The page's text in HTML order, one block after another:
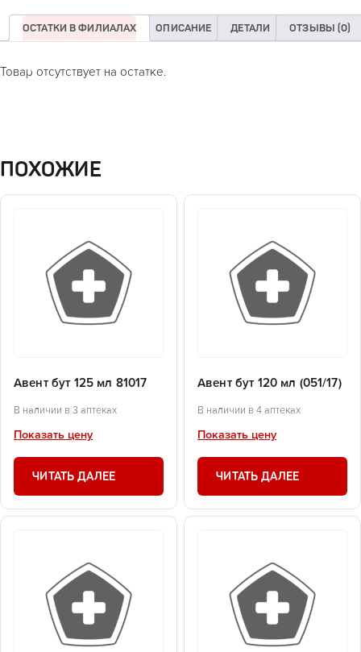
ОСТАТКИ В ФИЛИАЛАХ ОПИСАНИЕ ДЕТАЛИ ОТЗЫВЫ (0)
Товар отсутствует на остатке.
ПОХОЖИЕ
Авент бут 125 мл 81017
В наличии в 3 аптеках
Показать цену
ЧИТАТЬ ДАЛЕЕ
Авент бут 120 мл (051/17)
В наличии в 4 аптеках
Показать цену
ЧИТАТЬ ДАЛЕЕ